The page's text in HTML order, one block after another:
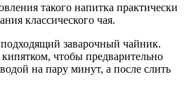
такого напитка практически
классического чая.
заварочный чайник.
чтобы предварительно
на пару минут, а после слить